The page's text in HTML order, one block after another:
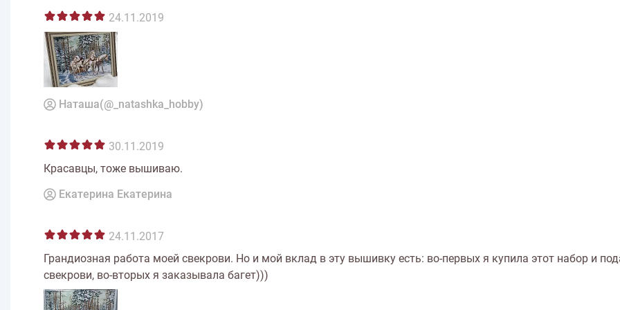
24.11.2019
Наташа(@_natashka_hobby)
30.11.2019
Красавцы, тоже вышиваю.
Екатерина Екатерина
24.11.2017
Грандиозная работа моей свекрови. Но и мой вклад в эту вышивку есть: во-первых я купила этот набор и
свекрови, во-вторых я заказывала багет)))